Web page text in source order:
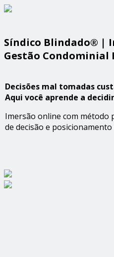
Síndico Blindado® |
Gestão Condominial
Decisões mal tomadas
Aqui você aprende a
Imersão online com método
de decisão e